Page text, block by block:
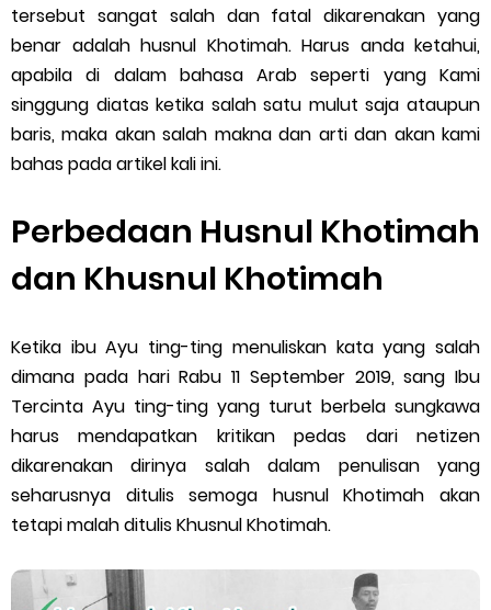
Cara Transfer Gopay ke Shopeepay Tanpa Potongan
Cara Ping Server Shopee Food 2022
Cara Menghubungi CS Lalamove dan Jam Operasionalnya
DNS Server Gojek Driver Terbaru 2026: Panduan Lengkap DNS
Server Gojek Terbaru dan IP Server GoPartner Gojek
Saturday, 8 August
tersebut sangat salah dan fatal dikarenakan yang
benar adalah husnul Khotimah. Harus anda ketahui,
apabila di dalam bahasa Arab seperti yang Kami
singgung diatas ketika salah satu mulut saja ataupun
baris, maka akan salah makna dan arti dan akan kami
bahas pada artikel kali ini.
Perbedaan Husnul Khotimah
dan Khusnul Khotimah
Ketika ibu Ayu ting-ting menuliskan kata yang salah
dimana pada hari Rabu 11 September 2019, sang Ibu
Tercinta Ayu ting-ting yang turut berbela sungkawa
harus mendapatkan kritikan pedas dari netizen
dikarenakan dirinya salah dalam penulisan yang
seharusnya ditulis semoga husnul Khotimah akan
tetapi malah ditulis Khusnul Khotimah.